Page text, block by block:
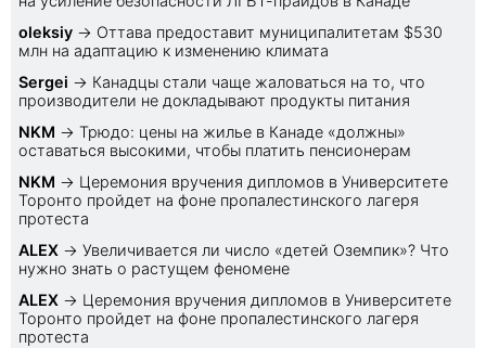
oleksiy → Оттава предоставит муниципалитетам $530
млн на адаптацию к изменению климата
Sеrgei → Канадцы стали чаще жаловаться на то, что
производители не докладывают продукты питания
NKM → Трюдо: цены на жилье в Канаде «должны»
оставаться высокими, чтобы платить пенсионерам
NKM → Церемония вручения дипломов в Университете
Торонто пройдет на фоне пропалестинского лагеря
протеста
ALEX → Увеличивается ли число «детей Оземпик»? Что
нужно знать о растущем феномене
ALEX → Церемония вручения дипломов в Университете
Торонто пройдет на фоне пропалестинского лагеря
протеста